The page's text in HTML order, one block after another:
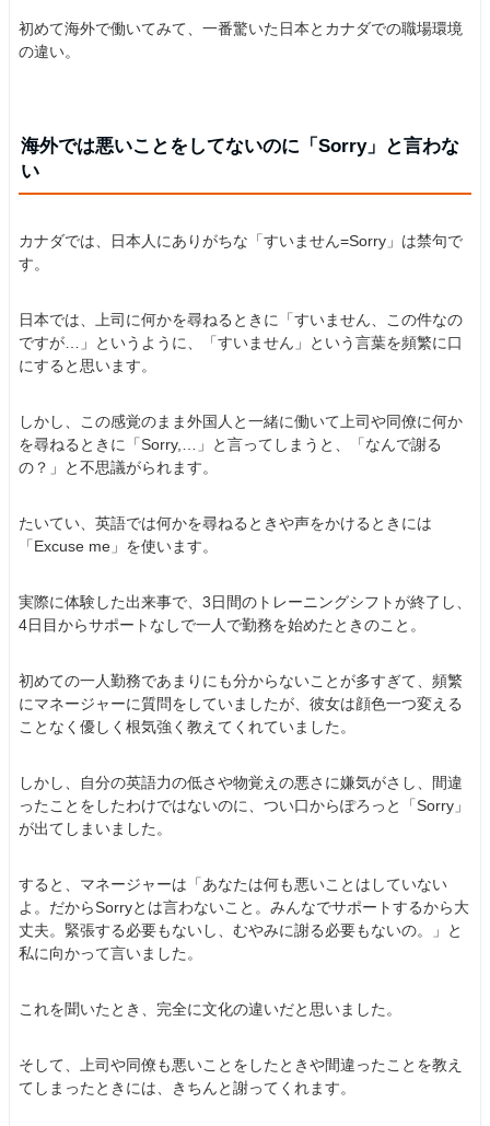
初めて海外で働いてみて、一番驚いた日本とカナダでの職場環境
の違い。
海外では悪いことをしてないのに「Sorry」と言わな
い
カナダでは、日本人にありがちな「すいません=Sorry」は禁句で
す。
日本では、上司に何かを尋ねるときに「すいません、この件なの
ですが…」というように、「すいません」という言葉を頻繁に口
にすると思います。
しかし、この感覚のまま外国人と一緒に働いて上司や同僚に何か
を尋ねるときに「Sorry,…」と言ってしまうと、「なんで謝る
の？」と不思議がられます。
たいてい、英語では何かを尋ねるときや声をかけるときには
「Excuse me」を使います。
実際に体験した出来事で、3日間のトレーニングシフトが終了し、
4日目からサポートなしで一人で勤務を始めたときのこと。
初めての一人勤務であまりにも分からないことが多すぎて、頻繁
にマネージャーに質問をしていましたが、彼女は顔色一つ変える
ことなく優しく根気強く教えてくれていました。
しかし、自分の英語力の低さや物覚えの悪さに嫌気がさし、間違
ったことをしたわけではないのに、つい口からぽろっと「Sorry」
が出てしまいました。
すると、マネージャーは「あなたは何も悪いことはしていない
よ。だからSorryとは言わないこと。みんなでサポートするから大
丈夫。緊張する必要もないし、むやみに謝る必要もないの。」と
私に向かって言いました。
これを聞いたとき、完全に文化の違いだと思いました。
そして、上司や同僚も悪いことをしたときや間違ったことを教え
てしまったときには、きちんと謝ってくれます。